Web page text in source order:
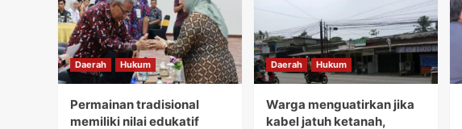
Daerah Hukum
Permainan tradisional
memiliki nilai edukatif
Daerah Hukum
Warga menguatirkan jika
kabel jatuh ketanah,